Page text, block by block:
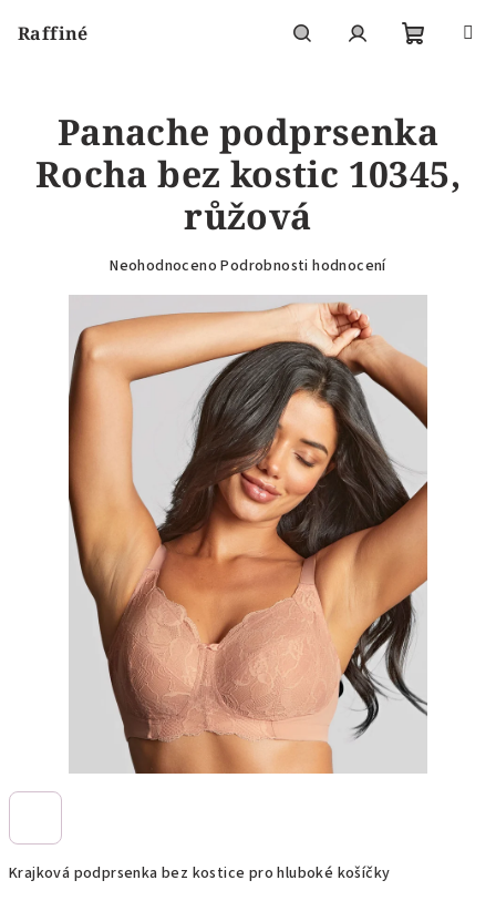
Raffiné
košík
Krajková podprsenka bez kostice pro hluboké košíčky
Panache podprsenka
Rocha bez kostic 10345,
růžová
Průměrné
produktu
je
0,0
Neohodnoceno Podrobnosti hodnocení